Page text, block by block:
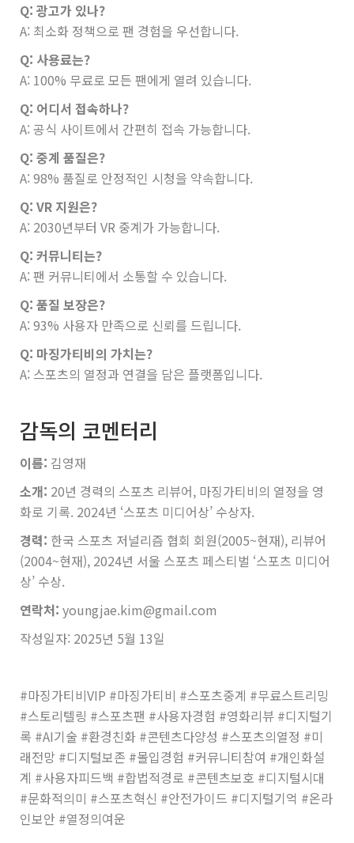
Q: 광고가 있나?
A: 최소화 정책으로 팬 경험을 우선합니다.
Q: 사용료는?
A: 100% 무료로 모든 팬에게 열려 있습니다.
Q: 어디서 접속하나?
A: 공식 사이트에서 간편히 접속 가능합니다.
Q: 중계 품질은?
A: 98% 품질로 안정적인 시청을 약속합니다.
Q: VR 지원은?
A: 2030년부터 VR 중계가 가능합니다.
Q: 커뮤니티는?
A: 팬 커뮤니티에서 소통할 수 있습니다.
Q: 품질 보장은?
A: 93% 사용자 만족으로 신뢰를 드립니다.
Q: 마징가티비의 가치는?
A: 스포츠의 열정과 연결을 담은 플랫폼입니다.
감독의 코멘터리
이름: 김영재
소개: 20년 경력의 스포츠 리뷰어, 마징가티비의 열정을 영
화로 기록. 2024년 ‘스포츠 미디어상’ 수상자.
경력: 한국 스포츠 저널리즘 협회 회원(2005~현재), 리뷰어
(2004~현재), 2024년 서울 스포츠 페스티벌 ‘스포츠 미디어
상’ 수상.
연락처: youngjae.kim@gmail.com
작성일자: 2025년 5월 13일
#마징가티비VIP #마징가티비 #스포츠중계 #무료스트리밍
#스토리텔링 #스포츠팬 #사용자경험 #영화리뷰 #디지털기
록 #AI기술 #환경친화 #콘텐츠다양성 #스포츠의열정 #미
래전망 #디지털보존 #몰입경험 #커뮤니티참여 #개인화설
계 #사용자피드백 #합법적경로 #콘텐츠보호 #디지털시대
#문화적의미 #스포츠혁신 #안전가이드 #디지털기억 #온라
인보안 #열정의여운